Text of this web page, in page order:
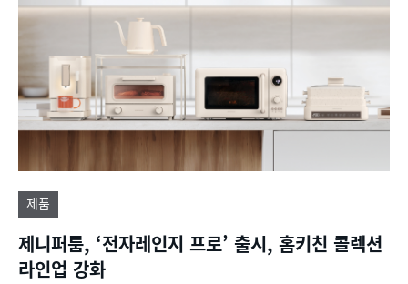
제품
제니퍼룸, ‘전자레인지 프로’ 출시, 홈키친 콜렉션
라인업 강화